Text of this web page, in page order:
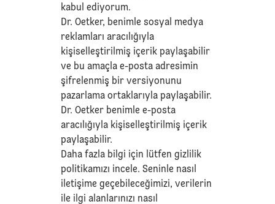
kabul ediyorum.
Dr. Oetker, benimle sosyal medya
reklamları aracılığıyla
kişiselleştirilmiş içerik paylaşabilir
ve bu amaçla e-posta adresimin
şifrelenmiş bir versiyonunu
pazarlama ortaklarıyla paylaşabilir.
Dr. Oetker benimle e-posta
aracılığıyla kişiselleştirilmiş içerik
paylaşabilir.
Daha fazla bilgi için lütfengizlilik
politikamızı incele. Seninle nasıl
iletişime geçebileceğimizi, verilerin
ile ilgi alanlarınızı nasıl